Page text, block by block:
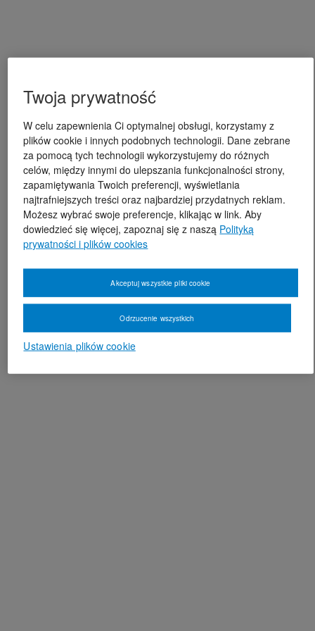
Twoja prywatność
W celu zapewnienia Ci optymalnej obsługi, korzystamy z
plików cookie i innych podobnych technologii. Dane zebrane
za pomocą tych technologii wykorzystujemy do różnych
celów, między innymi do ulepszania funkcjonalności strony,
zapamiętywania Twoich preferencji, wyświetlania
najtrafniejszych treści oraz najbardziej przydatnych reklam.
Możesz wybrać swoje preferencje, klikając w link. Aby
dowiedzieć się więcej, zapoznaj się z naszą Polityką
prywatności i plików cookies
Ustawienia plików cookie
Odrzucenie wszystkich
Akceptuj wszystkie pliki cookie